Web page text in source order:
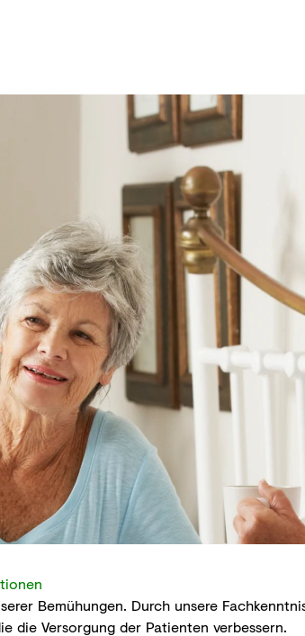
Bemühungen. Durch unsere
die Versorgung der Patienten verbessern.